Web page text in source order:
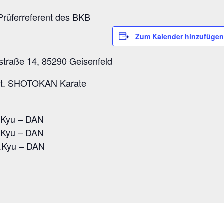
des BKB
14, 85290 Geisenfeld
SHOTOKAN Karate
– DAN
– DAN
– DAN
Zum Kalender hinzufügen